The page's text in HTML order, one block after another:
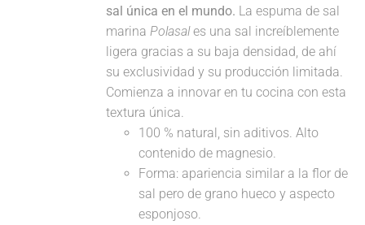
sal única en el mundo. La espuma de sal
marinaPolasales una sal increíblemente
ligera gracias a su baja densidad, de ahí
su exclusividad y su producción limitada.
Comienza a innovar en tu cocina con esta
textura única.
100 % natural, sin aditivos. Alto
contenido de magnesio.
Forma: apariencia similar a la flor de
sal pero de grano hueco y aspecto
esponjoso.